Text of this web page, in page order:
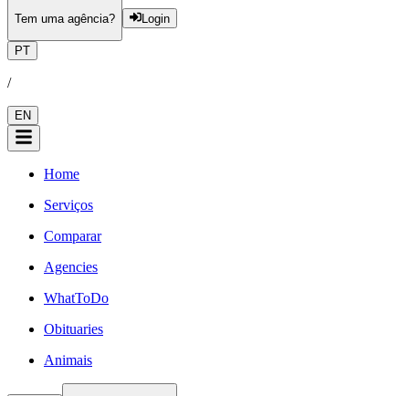
Tem uma agência? Login
PT
/
EN
Home
Serviços
Comparar
Agencies
WhatToDo
Obituaries
Animais